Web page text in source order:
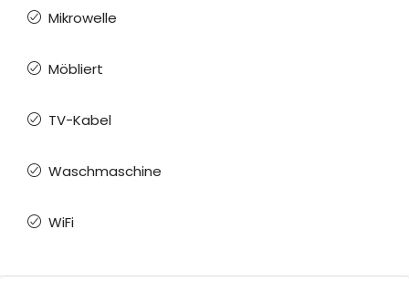
Mikrowelle
Möbliert
TV-Kabel
Waschmaschine
WiFi